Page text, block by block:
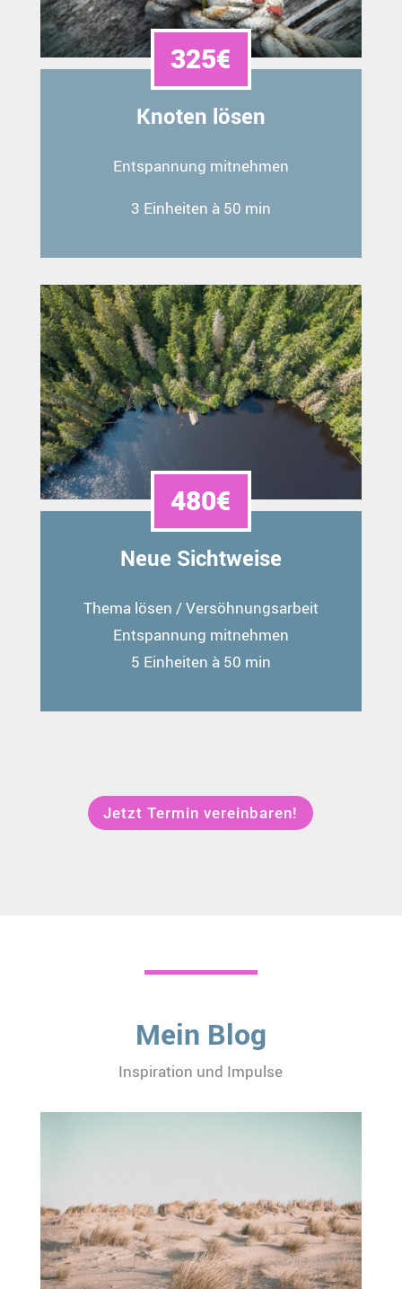
325€
Knoten lösen
Entspannung mitnehmen
3 Einheiten à 50 min
480€
Neue Sichtweise
Thema lösen / Versöhnungsarbeit
Entspannung mitnehmen
5 Einheiten à 50 min
Jetzt Termin vereinbaren!
Mein Blog
Inspiration und Impulse